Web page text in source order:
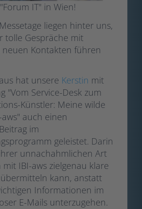
IT" in Wien!
liegen hinter uns,
tolle Gespräche mit
Kontakten führen
hat unsere Kerstin mit
"Vom Service-Desk zum
Künstler: Meine wilde
auch einen
im
geleistet. Darin
unnachahmlichen Art
IBI-aws zielgenau klare
kann, anstatt
Informationen im
E-Mails unterzugehen.